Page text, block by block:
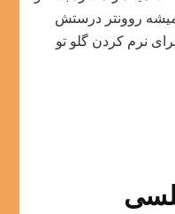
روونتر درستش
نرم کردن گلو تو